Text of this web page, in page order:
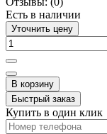
Есть в наличии
Уточнить цену
В корзину
Быстрый заказ
Купить в один клик